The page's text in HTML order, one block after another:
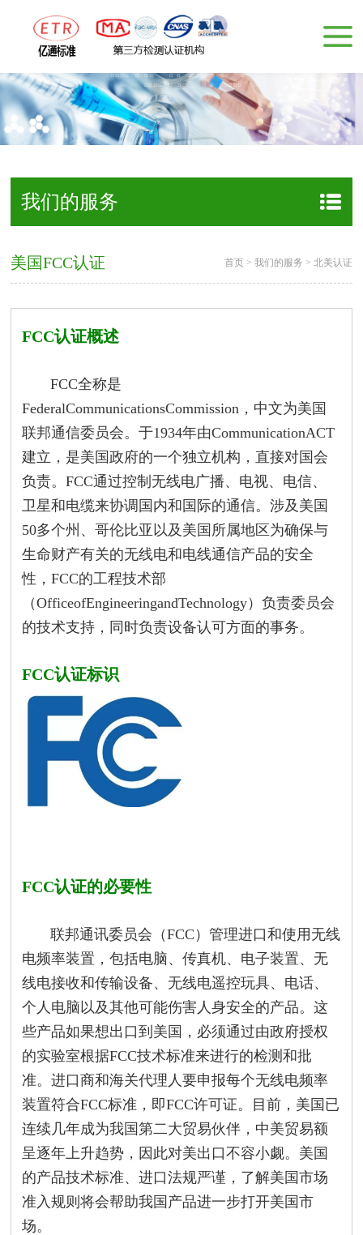
我们的服务
美国FCC认证 首页> 我们的服务 > 北美认证
FCC认证概述
FCC全称是
FederalCommunicationsCommission，中文为美国
联邦通信委员会。于1934年由CommunicationACT
建立，是美国政府的一个独立机构，直接对国会
负责。FCC通过控制无线电广播、电视、电信、
卫星和电缆来协调国内和国际的通信。涉及美国
50多个州、哥伦比亚以及美国所属地区为确保与
生命财产有关的无线电和电线通信产品的安全
性，FCC的工程技术部
（OfficeofEngineeringandTechnology）负责委员会
的技术支持，同时负责设备认可方面的事务。
FCC认证标识
FCC认证的必要性
联邦通讯委员会（FCC）管理进口和使用无线
电频率装置，包括电脑、传真机、电子装置、无
线电接收和传输设备、无线电遥控玩具、电话、
个人电脑以及其他可能伤害人身安全的产品。这
些产品如果想出口到美国，必须通过由政府授权
的实验室根据FCC技术标准来进行的检测和批
准。进口商和海关代理人要申报每个无线电频率
装置符合FCC标准，即FCC许可证。目前，美国已
连续几年成为我国第二大贸易伙伴，中美贸易额
呈逐年上升趋势，因此对美出口不容小觑。美国
的产品技术标准、进口法规严谨，了解美国市场
准入规则将会帮助我国产品进一步打开美国市
场。